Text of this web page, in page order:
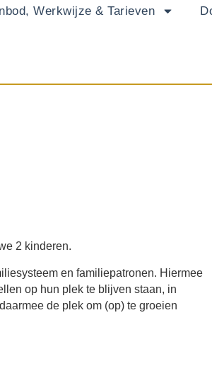
Werkwijze & Tarieven
2 kinderen.
en familiepatronen. Hiermee
op hun plek te blijven staan, in
de plek om (op) te groeien